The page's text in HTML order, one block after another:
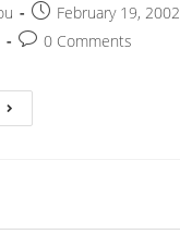
February 19, 2002
0 Comments